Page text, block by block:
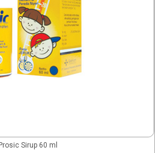
Prosic Sirup 60 ml